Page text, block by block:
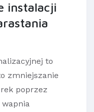
instalacji
to
zmniejszanie
poprzez
wapnia